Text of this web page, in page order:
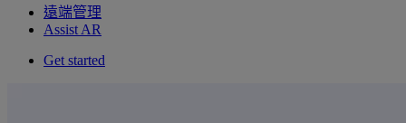
遠端管理
Assist AR
Get started